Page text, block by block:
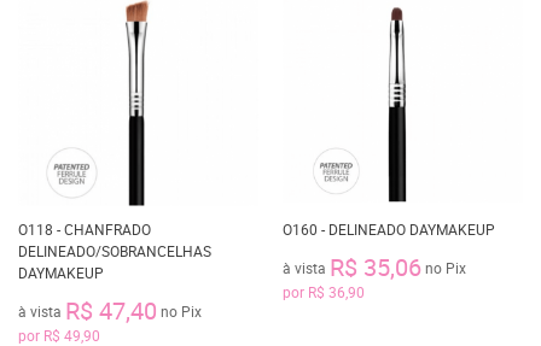
O118 - CHANFRADO
DELINEADO/SOBRANCELHAS
DAYMAKEUP
à vista R$ 47,40 no Pix
por R$ 49,90
O160 - DELINEADO DAYMAKEUP
à vista R$ 35,06no Pix
por R$ 36,90